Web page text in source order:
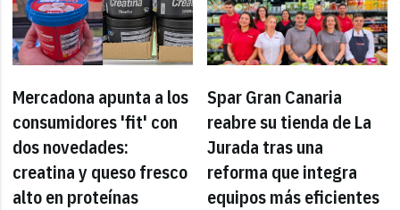
Mercadona apunta a los
consumidores 'fit' con
dos novedades:
creatina y queso fresco
alto en proteínas
Spar Gran Canaria
reabre su tienda de La
Jurada tras una
reforma que integra
equipos más eficientes